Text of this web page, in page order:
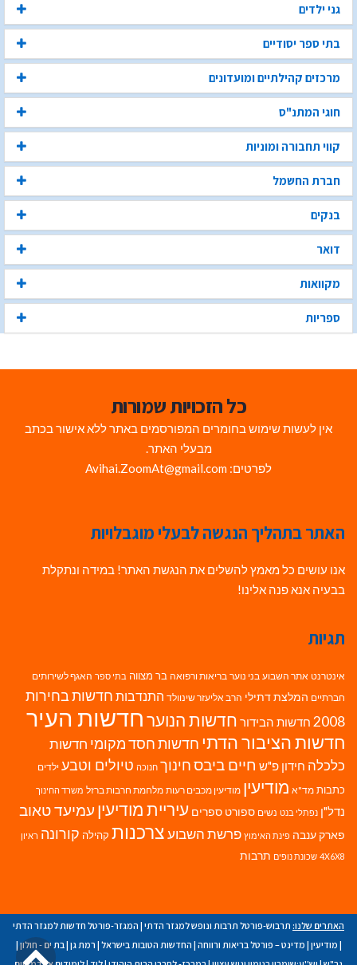
גני ילדים
בתי ספר יסודיים
מרכזים קהילתיים ומועדונים
חוגי המתנ"ס
קווי תחבורה ומוניות
חברת החשמל
בנקים
דואר
מקוואות
ספריות
כל הזכויות שמורות
אין לעשות שימוש בחומרים המפורסמים באתר ללא אישור בכתב
מבעלי האתר.
לפרטים: Avihai.ZoomAt@gmail.com
האתר בתהליך הנגשה לבעלי מוגבלויות
אנו עושים כל מאמץ להשלים את הנגשת האתר! במידה ונתקלת
בבעיה אנא פנה אלינו!
תגיות
אינטרנט אתר השבוע בני נוער בריאות ורפואה בר מצווה בתי ספר האגף לשירותים
חברתיים המלצת דתילי הרב אליעזר שינוולד התנדבות חדשות בחירות
2008 חדשות הבידור חדשות הנוערחדשות העיר
חדשות הציבור הדתי חדשות חסד מקומי חדשות
כלכלה חידון פ"ש חיים ביבסחינוך חנוכה טיולים וטבע ילדים
כתבות מד"א מודיעין מודיעין מכבים רעות מלחמת חרבות ברזל משרד החינוך
נדל"ן נפתלי בנט נשים ספורט ספרים עיריית מודיעין עמיעד טאוב
פארק ענבה פינת האימוץ פרשת השבועצרכנות קהילה קורונה ראיון
4X6X8 שכונת נופים תרבות
האתרים שלנו: תרבוש-פורטל תרבות ונופש למגזר הדתי | המגזר-פורטל חדשות למגזר הדתי
| מודיעין | מדינט – פורטל בריאות ורווחה | החדשות הטובות בישראל | רמת גן | בת ים - חולון|